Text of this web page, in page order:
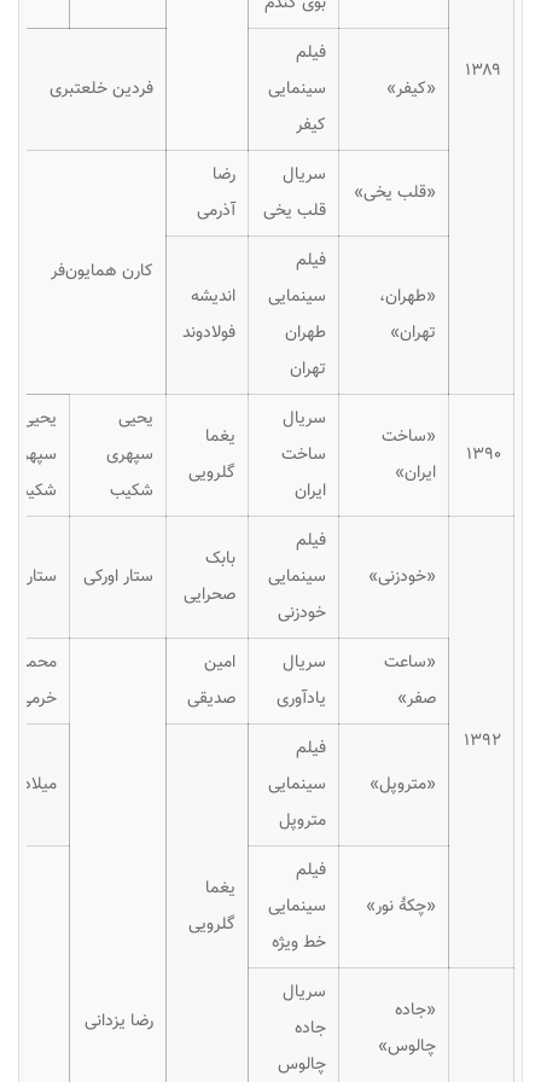
۱۳۸۹
«کیفر»
فیلم
سینمایی
کیفر
فردین خلعتبری
«قلب یخی»
سریال
قلب یخی
رضا
آذرمی
کارن همایون‌فر
«طهران،
تهران»
فیلم
سینمایی
طهران
تهران
اندیشه
فولادوند
۱۳۹۰
«ساخت
ایران»
سریال
ساخت
ایران
یغما
گلرویی
یحیی
سپهری
شکیب
یحیی
سپهری
شکیب
۱۳۹۲
«خودزنی»
فیلم
سینمایی
خودزنی
بابک
صحرایی
ستار اورکی ستار
«ساعت
صفر»
سریال
یادآوری
امین
صدیقی
رضا یزدانی
محمد
«متروپل»
فیلم
سینمایی
متروپل
یغما
گلرویی
میلاد
«چکهٔ نور»
فیلم
سینمایی
خط ویژه
«جاده
چالوس»
سریال
جاده
چالوس